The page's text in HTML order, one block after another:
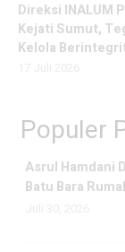
Direksi INALUM
Kejati Sumut,
Kelola
Populer
Asrul Hamdani
Batu Bara